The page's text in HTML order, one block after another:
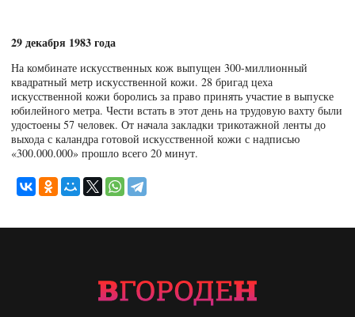
29 декабря 1983 года
На комбинате искусственных кож выпущен 300-миллионный
квадратный метр искусственной кожи. 28 бригад цеха
искусственной кожи боролись за право принять участие в выпуске
юбилейного метра. Чести встать в этот день на трудовую вахту были
удостоены 57 человек. От начала закладки трикотажной ленты до
выхода с каландра готовой искусственной кожи с надписью
«300.000.000» прошло всего 20 минут.